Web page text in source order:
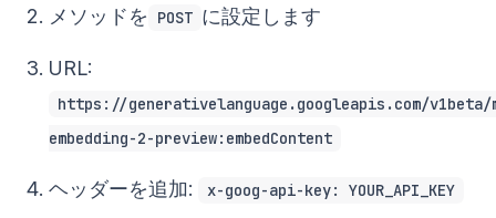
メソッドを POST に設定します
URL:
https://generativelanguage.googleapis.com/v1beta/
embedding-2-preview:embedContent
ヘッダーを追加: x-goog-api-key: YOUR_API_KEY